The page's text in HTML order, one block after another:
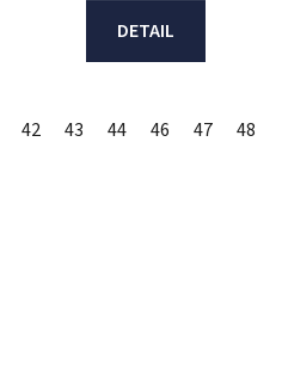
DETAIL
42 43 44 46 47 48